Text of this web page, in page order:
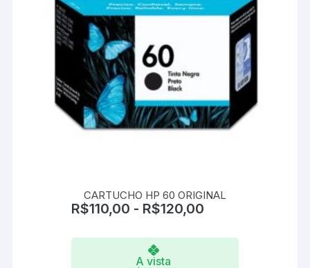
produto
CARTUCHO HP 60 ORIGINAL
R$110,00 - R$120,00
A vista